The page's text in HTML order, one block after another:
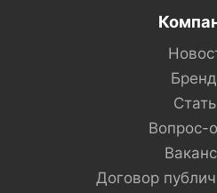
Вопрос-
Договор